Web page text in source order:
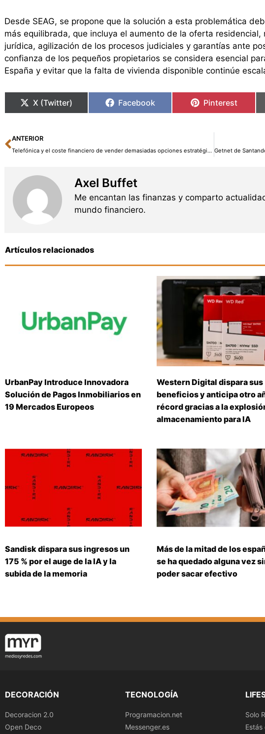
Desde SEAG, se propone que la solución a esta problemática
más equilibrada, que incluya el aumento de la oferta
jurídica, agilización de los procesos judiciales y garantías ante
confianza de los pequeños propietarios se considera esencial
España y evitar que la falta de vivienda disponible continúe
X (Twitter) Facebook Pinterest
Ant
ANTERIOR
Telefónica y el coste financiero de vender demasiadas opciones estratégicas
Axel Buffet
Me encantan las finanzas y comparto
mundo financiero.
Artículos relacionados
UrbanPay Introduce Innovadora
Solución de Pagos Inmobiliarios en
19 Mercados Europeos
Western Digital dispara sus
beneficios y anticipa otro
récord gracias a la
almacenamiento para IA
Sandisk dispara sus ingresos un
175 % por el auge de la IA y la
subida de la memoria
Más de la mitad de los
se ha quedado alguna vez
poder sacar efectivo
DECORACIÓN
Decoracion 2.0
Open Deco
TECNOLOGÍA
Programacion.net
Messenger.es
Solo
Estás